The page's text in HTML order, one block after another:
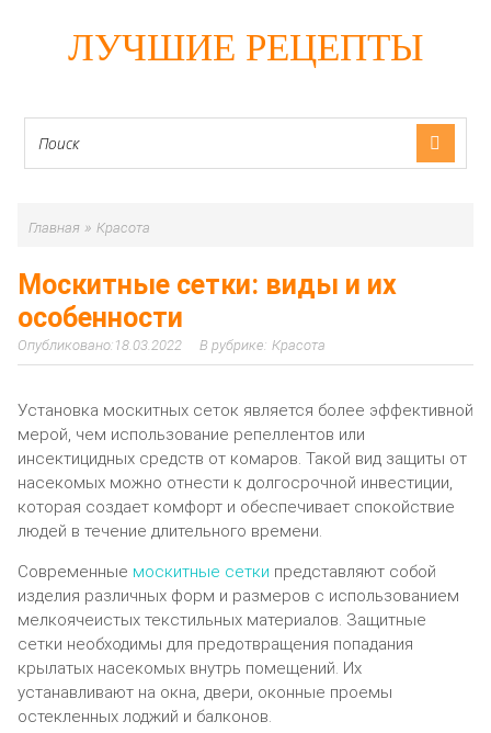
ЛУЧШИЕ РЕЦЕПТЫ
Главная » Красота
Москитные сетки: виды и их
особенности
18.03.2022 Красота
Установка москитных сеток является более эффективной
мерой, чем использование репеллентов или
инсектицидных средств от комаров. Такой вид защиты от
насекомых можно отнести к долгосрочной инвестиции,
которая создает комфорт и обеспечивает спокойствие
людей в течение длительного времени.
Современные москитные сетки представляют собой
изделия различных форм и размеров с использованием
мелкоячеистых текстильных материалов. Защитные
сетки необходимы для предотвращения попадания
крылатых насекомых внутрь помещений. Их
устанавливают на окна, двери, оконные проемы
остекленных лоджий и балконов.